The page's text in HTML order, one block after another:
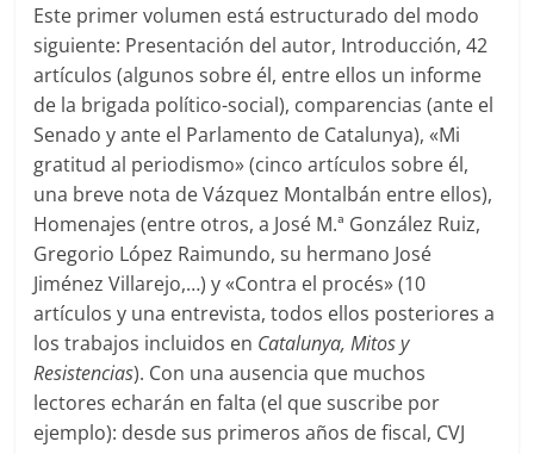
Este primer volumen está estructurado del modo
siguiente: Presentación del autor, Introducción, 42
artículos (algunos sobre él, entre ellos un informe
de la brigada político-social), comparencias (ante el
Senado y ante el Parlamento de Catalunya), «Mi
gratitud al periodismo» (cinco artículos sobre él,
una breve nota de Vázquez Montalbán entre ellos),
Homenajes (entre otros, a José M.ª González Ruiz,
Gregorio López Raimundo, su hermano José
Jiménez Villarejo,…) y «Contra el procés» (10
artículos y una entrevista, todos ellos posteriores a
los trabajos incluidos en Catalunya, Mitos y
Resistencias). Con una ausencia que muchos
lectores echarán en falta (el que suscribe por
ejemplo): desde sus primeros años de fiscal, CVJ